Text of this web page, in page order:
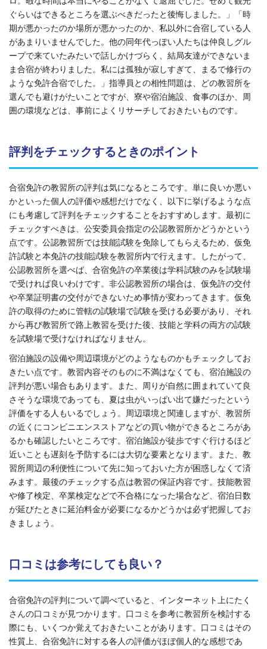
ぐらいはできるところを選ぶべきだったと後悔しました。」「時
期が悪かったのか場所が悪かったのか、私以外に合宿している人
があまりいませんでした。他の同年代っぽい人たちは仲良しグル
ープで来ていたみたいで話しかけづらく、結局友達ができないま
ま合宿が終わりました。私には孤独が寂しすぎて、まるで修行の
ような免許合宿でした。」指導員との相性問題は、どの教習所を
選んでも避けがたいことですが、寮や宿泊施設、食事のほか、周
囲の環境などは、事前によくリサーチしておきたいものです。
評判をチェックするときのポイント
合宿免許の教習所の評判は気になるところです。単に良いか悪い
かといった個人の評価や感想だけでなく、以下に挙げるような点
にも考慮して評判をチェックすることをおすすめします。最初に
チェックすべきは、公安委員会指定の公認教習所かどうかという
点です。公認教習所では技能試験を免除してもらえるため、仮免
許試験と本免許の技能試験を教習所内で行えます。したがって、
公認教習所を選べば、合宿免許の卒業後は学科試験のみを試験場
で受ければ良いわけです。非公認教習所の場合は、仮免許の交付
や卒業証明書の交付ができないため事情が変わってきます。仮免
許の取得のために管轄の試験場で試験を受ける必要があり、それ
から再び教習所で路上教習を受けた後、技能と学科の両方の試験
を試験場で受けなければなりません。
宿泊施設の設備や周辺環境がどのようなものかもチェックしてお
きたい点です。教習内容そのものに不満はなくても、宿泊施設の
評判が悪い場合もあります。また、周りが自然に囲まれていて良
さそうな環境であっても、夏は虫がいっぱい出て嫌だったという
評価をする人もいるでしょう。周辺環境と関連しますが、教習所
の近くにコンビニエンスストアなどの買い物ができるところがあ
るかも確認したいところです。宿泊施設が徒歩ですぐ行けるほど
近いことも遅刻を予防するには大切な要素となります。また、教
習所周辺の利便性について先に知っておいた方が困惑しなくて済
みます。最後のチェックする点は教習の保証内容です。技能教習
や修了検定、卒業検定などで不合格になった場合など、宿泊日数
が延びたときに延泊料金が必要になるかどうかは必ず把握してお
きましょう。
口コミは参考にしても良い？
合宿免許の評判について調べていると、インターネット上にたく
さんの口コミが見つかります。口コミを参考に教習所を検討する
際にも、いくつか覚えておきたいことがあります。口コミはその
性質上、合宿免許に対する各人の評価がほぼ個人的な感想であ